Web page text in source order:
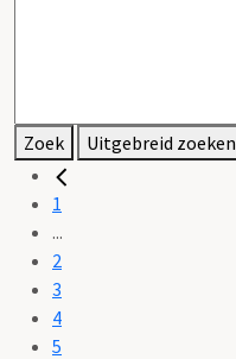
Zoek Uitgebreid zoeken
1
...
2
3
4
5